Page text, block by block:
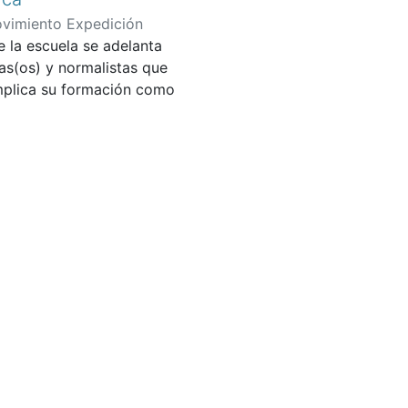
Expedición
Colombia ;Boada, María
del Pilar;Mejía Jiménez,
escuela se adelanta
y normalistas que
su formación como